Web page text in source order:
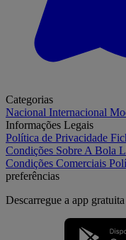
Categorias
Nacional Internacional
Informações Legais
Política de Privacidade
Condições Sobre A Bola
Condições Comerciais
preferências
Descarregue a app gratuita